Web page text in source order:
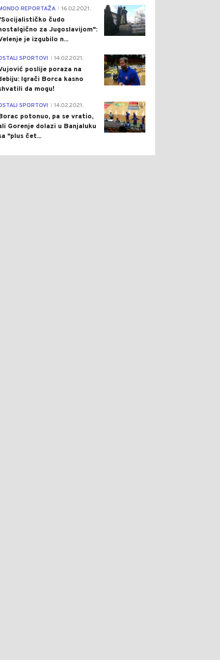
4
REPORTAŽA 16.02.2021.
čudo
za Jugoslavijom":
je izgubilo n...
1
SPORTOVI 14.02.2021.
poslije poraza na
Igrači Borca kasno
da mogu!
3
SPORTOVI 14.02.2021.
potonuo, pa se vratio,
Gorenje dolazi u Banjaluku
"plus čet...